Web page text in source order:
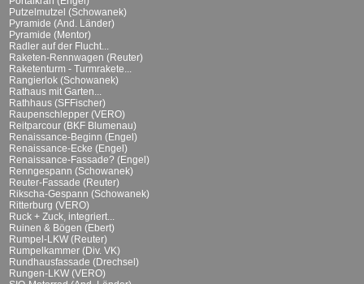
Putzelmutzel (Schowanek)
Pyramide (And. Länder)
Pyramide (Mentor)
Radler auf der Flucht...
Raketen-Rennwagen (Reuter)
Raketenturm - Turmrakete...
Rangierlok (Schowanek)
Rathaus mit Garten...
Rathhaus (SFFischer)
Raupenschlepper (VERO)
Reitparcour (BKF Blumenau)
Renaissance-Beginn (Engel)
Renaissance-Ecke (Engel)
Renaissance-Fassade? (Engel)
Renngespann (Schowanek)
Reuter-Fassade (Reuter)
Rikscha-Gespann (Schowanek)
Ritterburg (VERO)
Ruck + Zuck, integriert...
Ruinen & Bögen (Ebert)
Rumpel-LKW (Reuter)
Rumpelkammer (Div. VK)
Rundhausfassade (Drechsel)
Rungen-LKW (VERO)